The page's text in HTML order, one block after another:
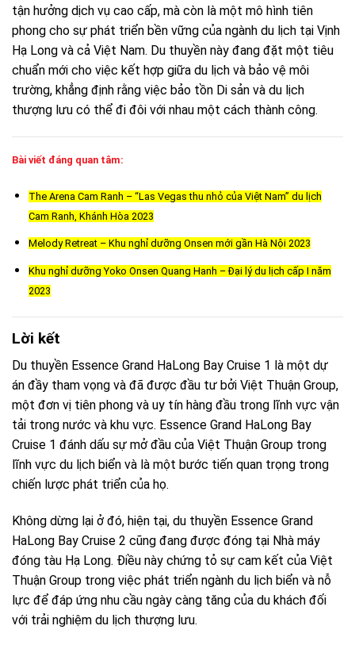
tận hưởng dịch vụ cao cấp, mà còn là một mô hình tiên
phong cho sự phát triển bền vững của ngành du lịch tại Vịnh
Hạ Long và cả Việt Nam. Du thuyền này đang đặt một tiêu
chuẩn mới cho việc kết hợp giữa du lịch và bảo vệ môi
trường, khẳng định rằng việc bảo tồn Di sản và du lịch
thượng lưu có thể đi đôi với nhau một cách thành công.
Bài viết đáng quan tâm:
The Arena Cam Ranh – “Las Vegas thu nhỏ của Việt Nam” du lịch
Cam Ranh, Khánh Hòa 2023
Melody Retreat – Khu nghỉ dưỡng Onsen mới gần Hà Nội 2023
Khu nghỉ dưỡng Yoko Onsen Quang Hanh – Đại lý du lịch cấp I năm
2023
Lời kết
Du thuyền Essence Grand HaLong Bay Cruise 1 là một dự
án đầy tham vọng và đã được đầu tư bởi Việt Thuận Group,
một đơn vị tiên phong và uy tín hàng đầu trong lĩnh vực vận
tải trong nước và khu vực. Essence Grand HaLong Bay
Cruise 1 đánh dấu sự mở đầu của Việt Thuận Group trong
lĩnh vực du lịch biển và là một bước tiến quan trọng trong
chiến lược phát triển của họ.
Không dừng lại ở đó, hiện tại, du thuyền Essence Grand
HaLong Bay Cruise 2 cũng đang được đóng tại Nhà máy
đóng tàu Hạ Long. Điều này chứng tỏ sự cam kết của Việt
Thuận Group trong việc phát triển ngành du lịch biển và nỗ
lực để đáp ứng nhu cầu ngày càng tăng của du khách đối
với trải nghiệm du lịch thượng lưu.